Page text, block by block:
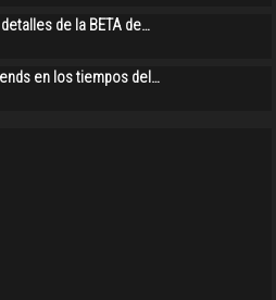
de la BETA de…
en los tiempos del…